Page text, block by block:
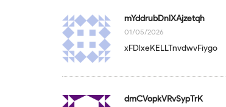
mYddrubDnlXAjzetqh
01/05/2026
xFDlxeKELLTnvdwvFiygo
dmCVopkVRvSypTrK